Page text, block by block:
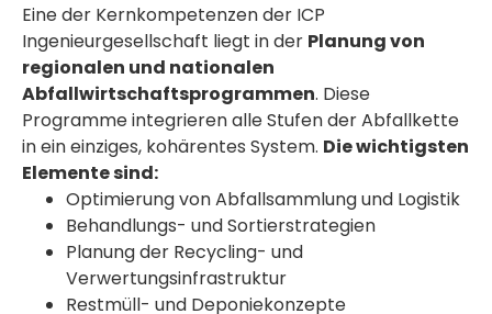
Eine der Kernkompetenzen der ICP
Ingenieurgesellschaft liegt in der Planung von
regionalen und nationalen
Abfallwirtschaftsprogrammen. Diese
Programme integrieren alle Stufen der Abfallkette
in ein einziges, kohärentes System. Die wichtigsten
Elemente sind:
Optimierung von Abfallsammlung und Logistik
Behandlungs- und Sortierstrategien
Planung der Recycling- und
Verwertungsinfrastruktur
Restmüll- und Deponiekonzepte